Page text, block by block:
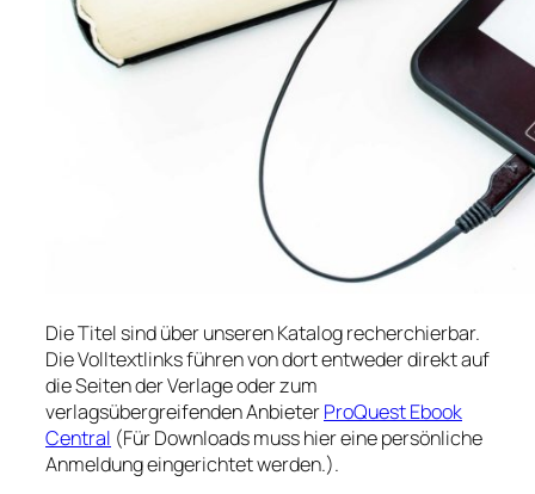
Die Titel sind über unseren Katalog recherchierbar.
Die Volltextlinks führen von dort entweder direkt auf
die Seiten der Verlage oder zum
verlagsübergreifenden AnbieterProQuest Ebook
Central (Für Downloads muss hier eine persönliche
Anmeldung eingerichtet werden.).